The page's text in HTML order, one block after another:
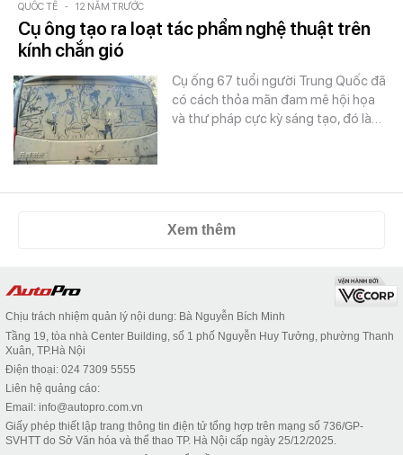
QUỐC TẾ - 12 NĂM TRƯỚC
Cụ ông tạo ra loạt tác phẩm nghệ thuật trên
kính chắn gió
Cụ ống 67 tuổi người Trung Quốc đã
có cách thỏa mãn đam mê hội họa
và thư pháp cực kỳ sáng tạo, đó là…
Xem thêm
Chịu trách nhiệm quản lý nội dung: Bà Nguyễn Bích Minh
Tầng 19, tòa nhà Center Building, số 1 phố Nguyễn Huy Tưởng, phường Thanh
Xuân, TP.Hà Nội
Điện thoại: 024 7309 5555
Liên hệ quảng cáo:
Email: info@autopro.com.vn
Giấy phép thiết lập trang thông tin điện tử tổng hợp trên mạng số 736/GP-
SVHTT do Sở Văn hóa và thể thao TP. Hà Nội cấp ngày 25/12/2025.